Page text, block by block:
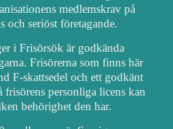
medlemskrav på
och seriöst företagande.
i Frisörsök är godkända
Frisörerna som finns här
F-skattsedel och ett godkänt
frisörens personliga licens kan
behörighet den har.